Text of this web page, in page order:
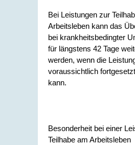
Bei Leistungen zur
Arbeitsleben kann das
bei krankheitsbedingter
für längstens 42 Tage
werden, wenn die
voraussichtlich
kann.
Besonderheit bei einer
Teilhabe am Arbeitsleben